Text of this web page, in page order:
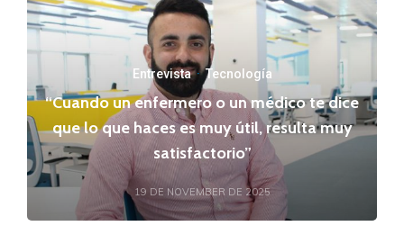
Entrevista·Tecnología
“Cuando un enfermero o un médico te dice
que lo que haces es muy útil, resulta muy
satisfactorio”
19 DE NOVEMBER DE 2025